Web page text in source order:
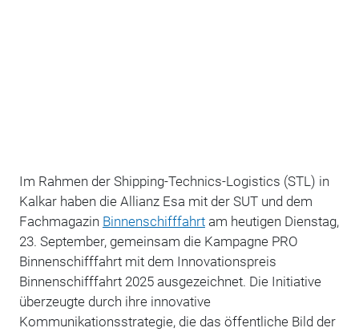
Im Rahmen der Shipping-Technics-Logistics (STL) in
Kalkar haben die Allianz Esa mit der SUT und dem
Fachmagazin Binnenschifffahrtam heutigen Dienstag,
23. September, gemeinsam die Kampagne PRO
Binnenschifffahrt mit dem Innovationspreis
Binnenschifffahrt 2025 ausgezeichnet. Die Initiative
überzeugte durch ihre innovative
Kommunikationsstrategie, die das öffentliche Bild der